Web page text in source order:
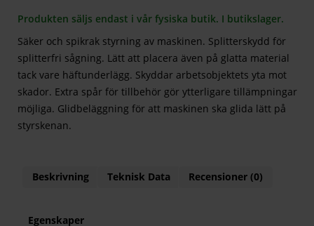
Produkten säljs endast i vår fysiska butik. I butikslager.
Säker och spikrak styrning av maskinen. Splitterskydd för
splitterfri sågning. Lätt att placera även på glatta material
tack vare häftunderlägg. Skyddar arbetsobjektets yta mot
skador. Extra spår för tillbehör gör ytterligare tillämpningar
möjliga. Glidbeläggning för att maskinen ska glida lätt på
styrskenan.
Beskrivning Teknisk Data Recensioner (0)
Egenskaper